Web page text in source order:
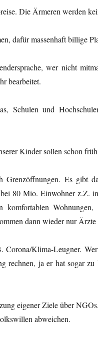
Die Ärmeren werden
dafür massenhaft billige
wer nicht
bearbeitet.
Schulen und
Kinder sollen schon
Grenzöffnungen. Es gibt
80 Mio. Einwohner z.Z.
komfortablen
dann wieder nur
Corona/Klima-Leugner.
rechnen, ja er hat sogar
eigener Ziele über
abweichen.